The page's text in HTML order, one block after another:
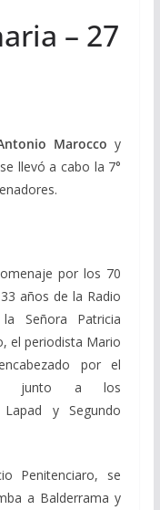
– 27
Marocco y
llevó a cabo la 7°
por los 70
años de la Radio
Señora Patricia
el periodista Mario
por el
junto a los
Lapad y Segundo
Penitenciaro, se
a Balderrama y